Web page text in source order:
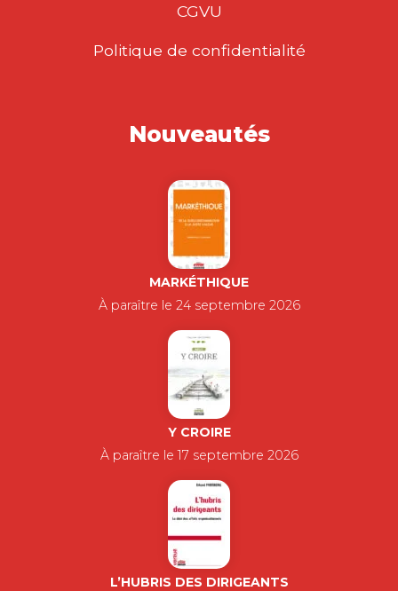
CGVU
Politique de confidentialité
Nouveautés
MARKÉTHIQUE
À paraître le 24 septembre 2026
Y CROIRE
À paraître le 17 septembre 2026
L’HUBRIS DES DIRIGEANTS